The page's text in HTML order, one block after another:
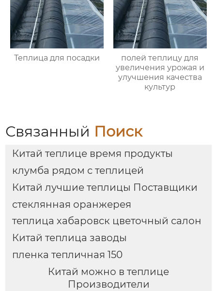
Теплица для посадки
полей теплицу для
увеличения урожая и
улучшения качества
культур
Связанный Поиск
Китай теплице время продукты
клумба рядом с теплицей
Китай лучшие теплицы Поставщики
стеклянная оранжерея
теплица хабаровск цветочный салон
Китай теплица заводы
пленка тепличная 150
Китай можно в теплице
Производители